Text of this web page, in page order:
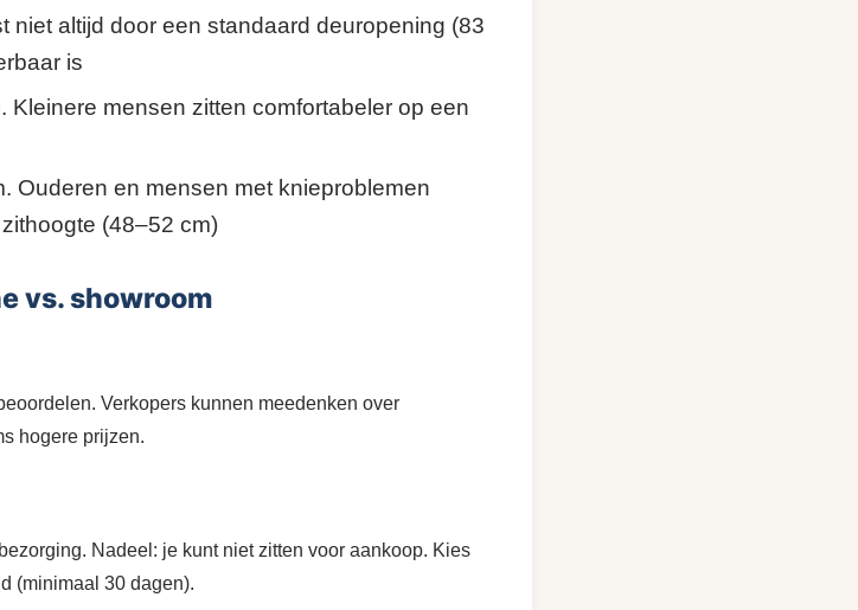
niet altijd door een standaard deuropening (83
is
Kleinere mensen zitten comfortabeler op een
Ouderen en mensen met knieproblemen
(48–52 cm)
vs. showroom
Verkopers kunnen meedenken over
hogere prijzen.
Nadeel: je kunt niet zitten voor aankoop. Kies
(minimaal 30 dagen).